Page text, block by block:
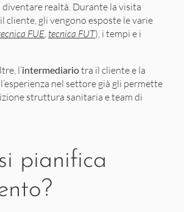
realtà. Durante la visita
cliente, gli vengono esposte le varie
FUE, tecnica FUT), i tempi e i
l’intermediariotra il cliente e la
nel settore già gli permette
struttura sanitaria e team di
pianifica